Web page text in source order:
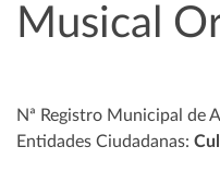
Musical
Nª Registro Municipal de
Entidades Ciudadanas: